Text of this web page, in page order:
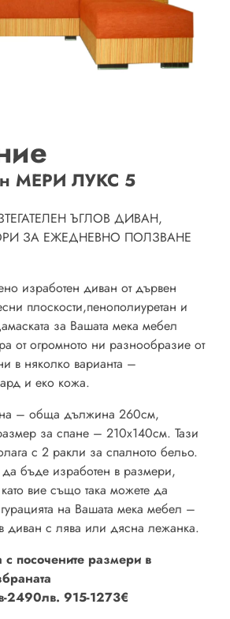
МЕРИ ЛУКС 5
ЪГЛОВ ДИВАН,
ЗА ЕЖЕДНЕВНО ПОЛЗВАНЕ
изработен диван от дървен
плоскости,пенополиуретан и
за Вашата мека мебел
от огромното ни разнообразие от
в няколко варианта –
и еко кожа.
– обща дължина 260см,
за спане – 210х140см. Тази
с 2 ракли за спалното бельо.
бъде изработен в размери,
вие също така можете да
на Вашата мека мебел –
диван с лява или дясна лежанка.
посочените размери в
2490лв. 915-1273€